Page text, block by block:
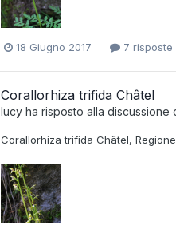
18 Giugno 2017 7 risposte
Corallorhiza trifida Châtel
lucy ha risposto alla discussione
Corallorhiza trifida Châtel,